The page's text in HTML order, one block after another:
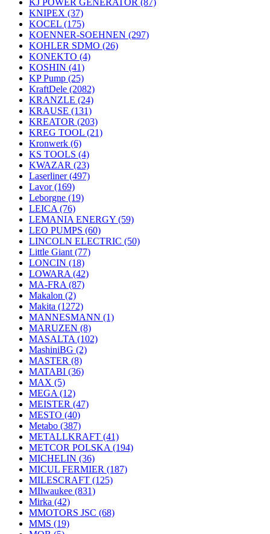
KJ POWER GENERATOR (87)
KNIPEX (37)
KOCEL (175)
KOENNER-SOEHNEN (297)
KOHLER SDMO (26)
KONEKTO (4)
KOSHIN (41)
KP Pump (25)
KraftDele (2082)
KRANZLE (24)
KRAUSE (131)
KREATOR (203)
KREG TOOL (21)
Kronwerk (6)
KS TOOLS (4)
KWAZAR (23)
Laserliner(497)
Lavor(169)
Leborgne (19)
LEICA (76)
LEMANIA ENERGY (59)
LEO PUMPS (60)
LINCOLN ELECTRIC (50)
Little Giant (77)
LONCIN (18)
LOWARA (42)
MA-FRA (87)
Makalon (2)
Makita (1272)
MANNESMANN (1)
MARUZEN (8)
MASALTA (102)
MashiniBG (2)
MASTER (8)
MATABI (36)
MAX (5)
MEGA (12)
MEISTER (47)
MESTO (40)
Metabo (387)
METALLKRAFT (41)
METCOR POLSKA (194)
MICHELIN (36)
MICUL FERMIER (187)
MILESCRAFT (125)
MIlwaukee (831)
Mirka (42)
MMOTORS JSC (68)
MMS (19)